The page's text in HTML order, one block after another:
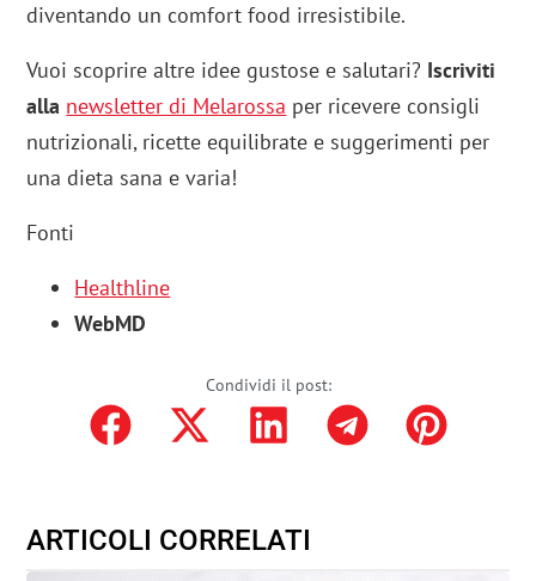
diventando un comfort food irresistibile.
Vuoi scoprire altre idee gustose e salutari? Iscriviti
alla newsletter di Melarossa per ricevere consigli
nutrizionali, ricette equilibrate e suggerimenti per
una dieta sana e varia!
Fonti
Healthline
WebMD
Condividi il post:
ARTICOLI CORRELATI